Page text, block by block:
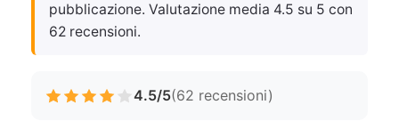
pubblicazione. Valutazione media 4.5 su 5 con
62 recensioni.
4.5/5(62 recensioni)